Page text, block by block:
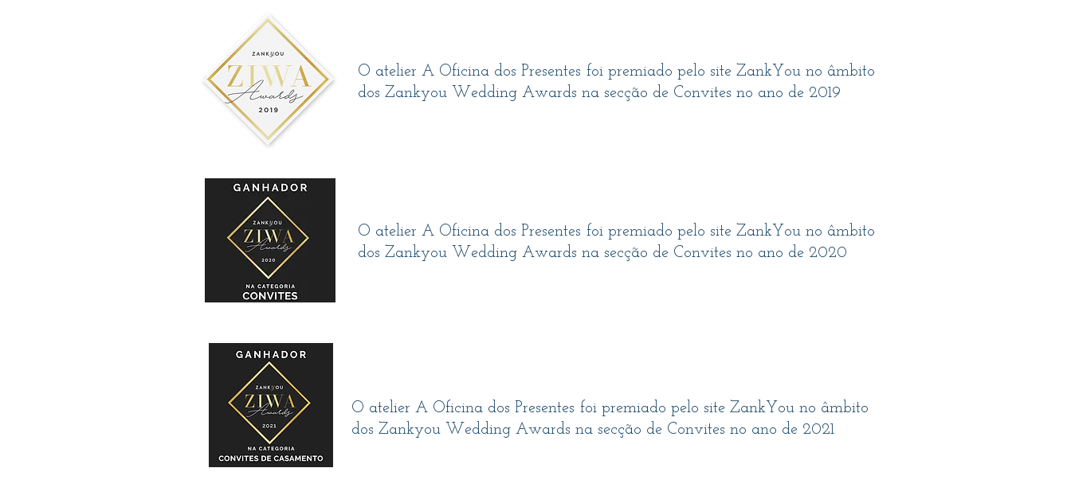
O atelier A Oficina dos Presentes foi premiado pelo site ZankYou no âmbito
dos Zankyou Wedding Awards na secção de Convites no ano de 2019
O atelier A Oficina dos Presentes foi premiado pelo site ZankYou no âmbito
dos Zankyou Wedding Awards na secção de Convites no ano de 2020
O atelier A Oficina dos Presentes foi premiado pelo site ZankYou no âmbito
dos Zankyou Wedding Awards na secção de Convites no ano de 2021